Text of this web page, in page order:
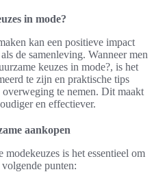
in mode?
kan een positieve impact
de samenleving. Wanneer men
keuzes in mode?, is het
te zijn en praktische tips
te nemen. Dit maakt
en effectiever.
aankopen
is het essentieel om
volgende punten: